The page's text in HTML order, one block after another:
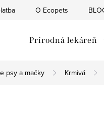
O Ecopets
Prírodná lekáreň
psy a mačky Krmivá